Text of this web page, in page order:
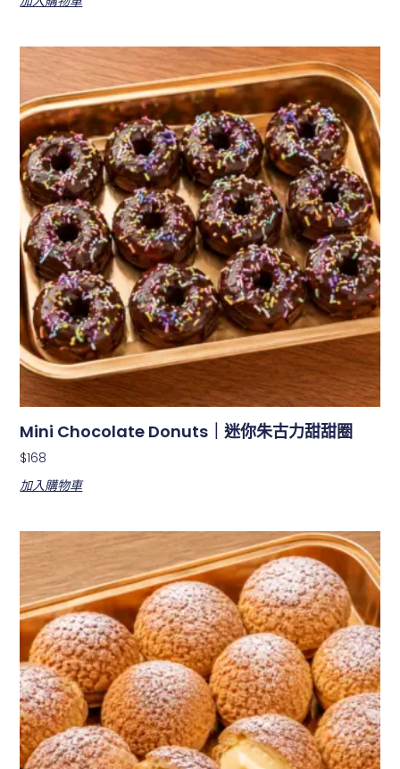
Mini Chocolate Donuts｜迷你朱古力甜甜圈
$168
加入購物車